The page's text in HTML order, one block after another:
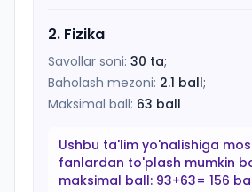
2. Fizika
Savollar soni: 30 ta;
Baholash mezoni: 2.1 ball;
Maksimal ball: 63 ball
Ushbu ta'lim yo'nalishiga
fanlardan to'plash mumkin
maksimal ball: 93+63= 156